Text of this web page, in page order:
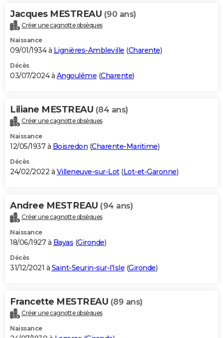
Jacques MESTREAU (90 ans)
Créer une cagnotte obsèques
Naissance
09/01/1934 à Lignières-Ambleville (Charente)
Décès
03/07/2024 à Angoulême (Charente)
Liliane MESTREAU (84 ans)
Créer une cagnotte obsèques
Naissance
12/05/1937 à Boisredon (Charente-Maritime)
Décès
24/02/2022 à Villeneuve-sur-Lot(Lot-et-Garonne)
Andree MESTREAU (94 ans)
Créer une cagnotte obsèques
Naissance
18/06/1927 à Bayas (Gironde)
Décès
31/12/2021 à Saint-Seurin-sur-l'Isle (Gironde)
Francette MESTREAU (89 ans)
Créer une cagnotte obsèques
Naissance